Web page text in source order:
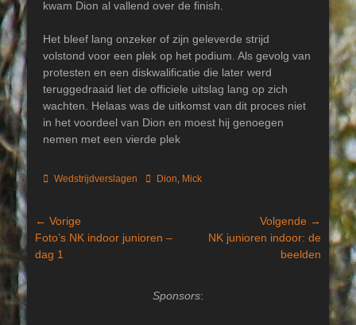
kwam Dion al vallend over de finish.
Het bleef lang onzeker of zijn geleverde strijd
volstond voor een plek op het podium. Als gevolg van
protesten en een diskwalificatie die later werd
teruggedraaid liet de officiele uitslag lang op zich
wachten. Helaas was de uitkomst van dit proces niet
in het voordeel van Dion en moest hij genoegen
nemen met een vierde plek
Categorieën
Wedstrijdverslagen TagsDion, Mick
Bericht
navigatie
← Vorige
Vorig
bericht:
Foto’s NK indoor junioren –
dag 1
Volgende →
VolgendNK junioren indoor: de
beelden
Sponsors: